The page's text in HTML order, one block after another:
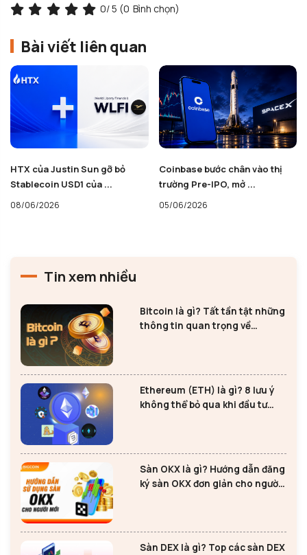
0/ 5 (0 Bình chọn)
Bài viết liên quan
HTX của Justin Sun gỡ bỏ
Stablecoin USD1 của ...
08/06/2026
Coinbase bước chân vào thị
trường Pre-IPO, mở ...
05/06/2026
Tin xem nhiều
Bitcoin là gì? Tất tần tật những
thông tin quan trọng về
Ethereum (ETH) là gì? 8 lưu ý
không thể bỏ qua khi đầu tư
Sàn OKX là gì? Hướng dẫn đăng
ký sàn OKX đơn giản cho người
Sàn DEX là gì? Top các sàn DEX